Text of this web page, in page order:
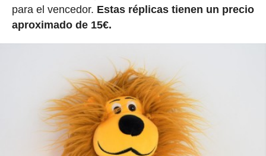
para el vencedor. Estas réplicas tienen un precio
aproximado de 15€.